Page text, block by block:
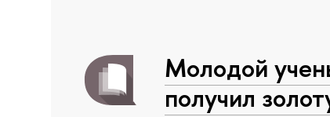
Молодой
получил